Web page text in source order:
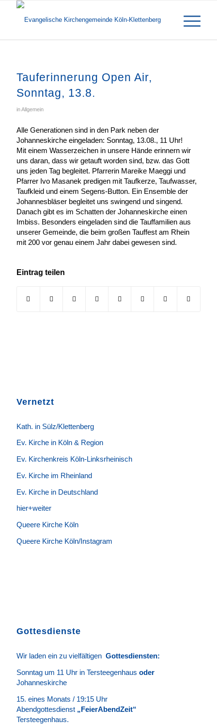
Tauferinnerung Open Air,
Sonntag, 13.8.
inAllgemein
Alle Generationen sind in den Park neben der
Johanneskirche eingeladen: Sonntag, 13.08., 11 Uhr!
Mit einem Wasserzeichen in unsere Hände erinnern wir
uns daran, dass wir getauft worden sind, bzw. das Gott
uns jeden Tag begleitet. Pfarrerin Mareike Maeggi und
Pfarrer Ivo Masanek predigen mit Taufkerze, Taufwasser,
Taufkleid und einem Segens-Button. Ein Ensemble der
Johannesbläser begleitet uns swingend und singend.
Danach gibt es im Schatten der Johanneskirche einen
Imbiss. Besonders eingeladen sind die Tauffamilien aus
unserer Gemeinde, die beim großen Tauffest am Rhein
mit 200 vor genau einem Jahr dabei gewesen sind.
Eintrag teilen
Vernetzt
Kath. in Sülz/Klettenberg
Ev. Kirche in Köln & Region
Ev. Kirchenkreis Köln-Linksrheinisch
Ev. Kirche im Rheinland
Ev. Kirche in Deutschland
hier+weiter
Queere Kirche Köln
Queere Kirche Köln/Instagram
Gottesdienste
Wir laden ein zu vielfältigen Gottesdiensten:
Sonntag um 11 Uhr in Tersteegenhaus oder
Johanneskirche
15. eines Monats / 19:15 Uhr
Abendgottesdienst„FeierAbendZeit“
Tersteegenhaus.